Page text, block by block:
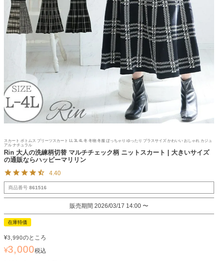
スカート ボトムス プリーツスカート LL 3L 4L 冬 冬物 冬服 ぽっちゃり ゆったり プラスサイズ かわいい おしゃれ カジュ
アル ナチュラル
Rin 大人の洗練柄切替 マルチチェック柄 ニットスカート | 大きいサイズ
の通販ならハッピーマリリン
4.40
商品番号 861516
販売期間 2026/03/17 14:00 〜
在庫特価
¥3,990のところ
¥3,000税込